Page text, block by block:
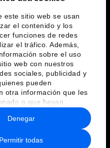
este sitio web se usan
el contenido y los
funciones de redes
el tráfico. Además,
sobre el uso
web con nuestros
sociales, publicidad y
pueden
otra información que les
o que hayan
del uso que haya
Permitir todas
Denegar
y normas de uso